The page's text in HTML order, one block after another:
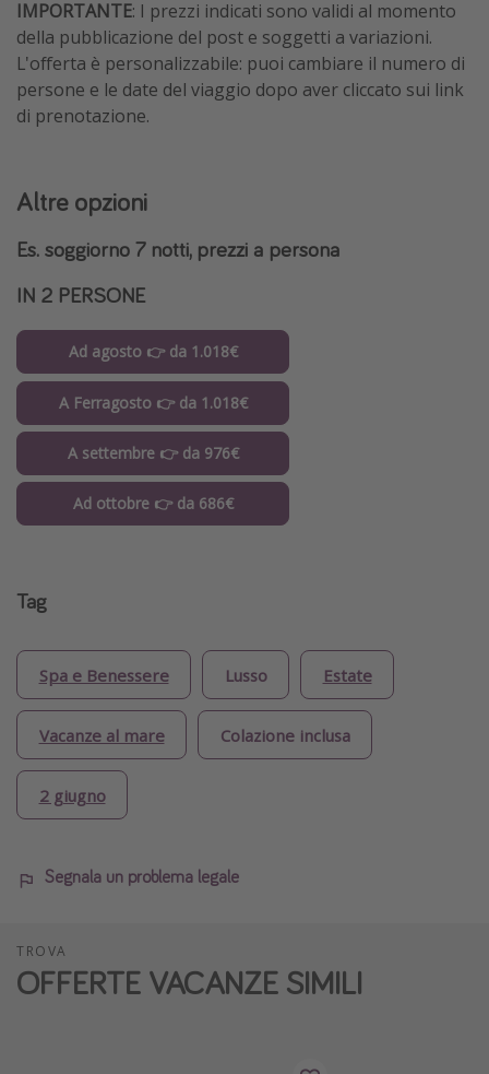
IMPORTANTE: I prezzi indicati sono validi al momento
della pubblicazione del post e soggetti a variazioni.
L'offerta è personalizzabile: puoi cambiare il numero di
persone e le date del viaggio dopo aver cliccato sui link
di prenotazione.
Altre opzioni
Es. soggiorno 7 notti, prezzi a persona
IN 2 PERSONE
Ad agosto 👉 da 1.018€
A Ferragosto 👉 da 1.018€
A settembre 👉 da 976€
Ad ottobre 👉 da 686€
Tag
Spa e Benessere Lusso Estate
Vacanze al mare Colazione inclusa
2 giugno
Segnala un problema legale
TROVA
OFFERTE VACANZE SIMILI